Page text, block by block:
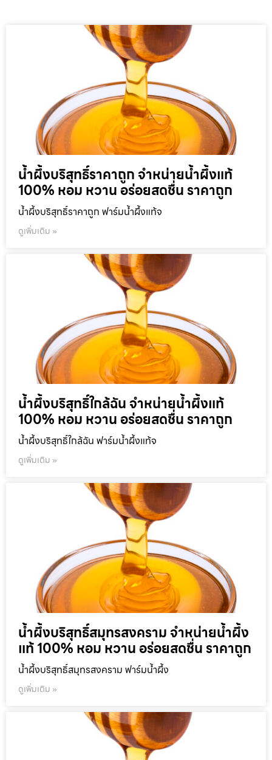
น้ำผึ้งบริสุทธิ์ราคาถูก จำหน่ายน้ำผึ้งแท้
100% หอม หวาน อร่อยสดชื่น ราคาถูก
น้ำผึ้งบริสุทธิ์ราคาถูก ฟาร์มน้ำผึ้งแท้จ
ดูเพิ่มเติม »
น้ำผึ้งบริสุทธิ์ใกล้ฉัน จำหน่ายน้ำผึ้งแท้
100% หอม หวาน อร่อยสดชื่น ราคาถูก
น้ำผึ้งบริสุทธิ์ใกล้ฉัน ฟาร์มน้ำผึ้งแท้จ
ดูเพิ่มเติม »
น้ำผึ้งบริสุทธิ์สมุทรสงคราม จำหน่ายน้ำผึ้ง
แท้ 100% หอม หวาน อร่อยสดชื่น ราคาถูก
น้ำผึ้งบริสุทธิ์สมุทรสงคราม ฟาร์มน้ำผึ้ง
ดูเพิ่มเติม »